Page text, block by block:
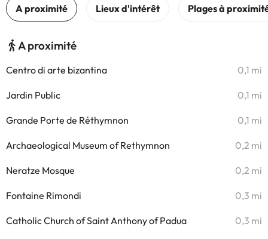
A proximité
Centro di arte bizantina 0,1 mi
Jardin Public 0,1 mi
Grande Porte de Réthymnon 0,1 mi
Archaeological Museum of Rethymnon 0,2 mi
Neratze Mosque 0,2 mi
Fontaine Rimondi 0,3 mi
Catholic Church of Saint Anthony of Padua 0,3 mi